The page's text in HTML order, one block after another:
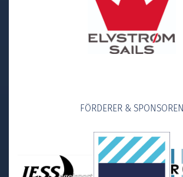
FÖRDERER & SPONSOREN